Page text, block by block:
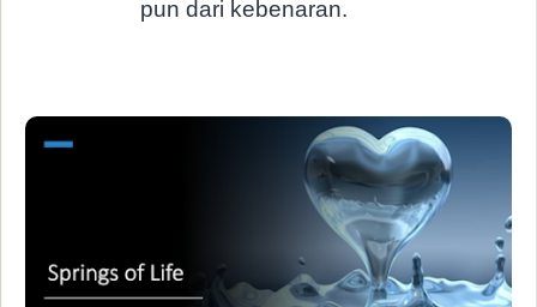
pun dari kebenaran.